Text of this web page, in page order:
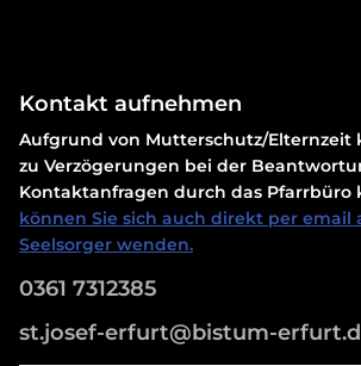
Kontakt aufnehmen
Aufgrund von Mutterschutz/Elternzeit
zu Verzögerungen bei der
Kontaktanfragen durch das Pfarrbüro
können Sie sich auch direkt per email
Seelsorger wenden.
0361 7312385
st.josef-erfurt@bistum-